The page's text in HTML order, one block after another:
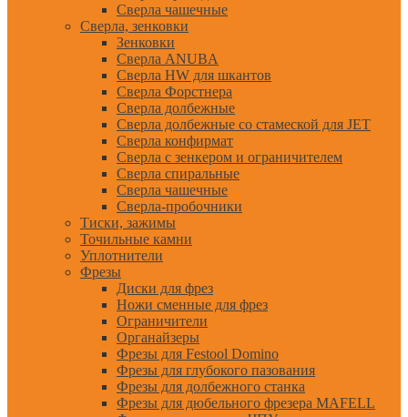
Сверла чашечные
Сверла, зенковки
Зенковки
Сверла ANUBA
Сверла HW для шкантов
Сверла Форстнера
Сверла долбежные
Сверла долбежные со стамеской для JET
Сверла конфирмат
Сверла с зенкером и ограничителем
Сверла спиральные
Сверла чашечные
Сверла-пробочники
Тиски, зажимы
Точильные камни
Уплотнители
Фрезы
Диски для фрез
Ножи сменные для фрез
Ограничители
Органайзеры
Фрезы для Festool Domino
Фрезы для глубокого пазования
Фрезы для долбежного станка
Фрезы для дюбельного фрезера MAFELL